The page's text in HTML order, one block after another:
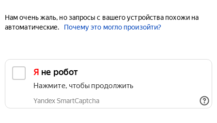
Нам очень жаль, но запросы с вашего устройства похожи на
автоматические.
Почему это могло произойти?
Я не робот
Нажмите, чтобы продолжить
Yandex SmartCaptcha